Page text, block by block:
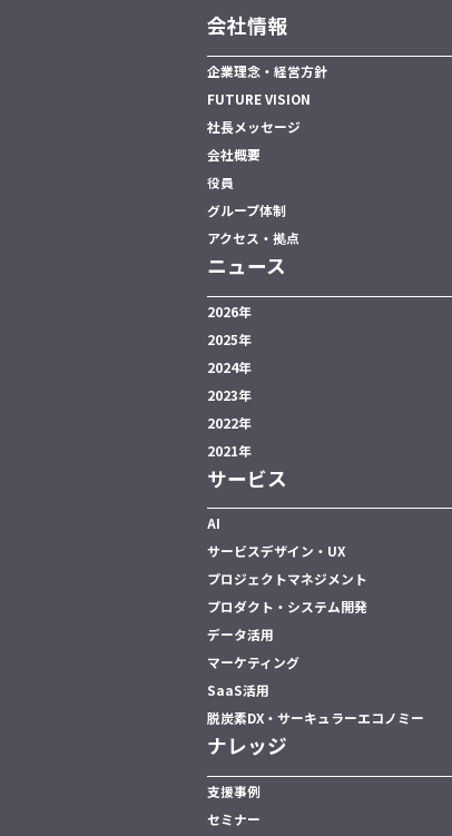
会社情報
企業理念・経営方針
FUTURE VISION
社長メッセージ
会社概要
役員
グループ体制
アクセス・拠点
ニュース
2026年
2025年
2024年
2023年
2022年
2021年
サービス
AI
サービスデザイン・UX
プロジェクトマネジメント
プロダクト・システム開発
データ活用
マーケティング
SaaS活用
脱炭素DX・サーキュラーエコノミー
ナレッジ
支援事例
セミナー